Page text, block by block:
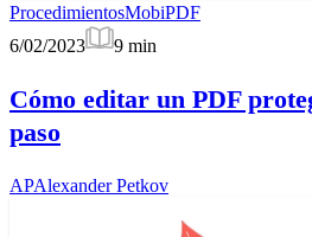
ProcedimientosMobiPDF
6/02/2023
9 min
Cómo editar un PDF
paso
APAlexander Petkov